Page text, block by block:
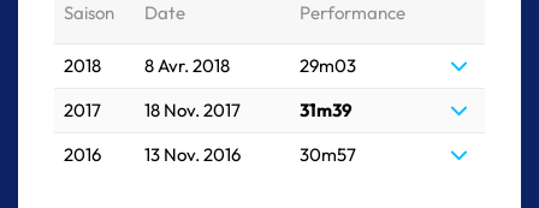
Saison Date Performance
2018 8 Avr. 2018
29m03
2017
18 Nov. 2017
31m39
2016
13 Nov. 2016 30m57